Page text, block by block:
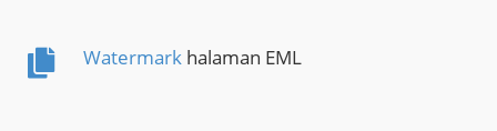
Watermark halaman EML